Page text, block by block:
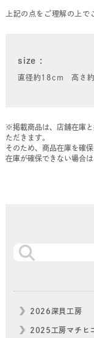
上記の点をご理解の上で
size
直径約18cm 高さ
※掲載商品は、店舗在庫
ただきます。
そのため、商品在庫を確
在庫が確保できない場合
2026深貝工房
2025工房マチヒ